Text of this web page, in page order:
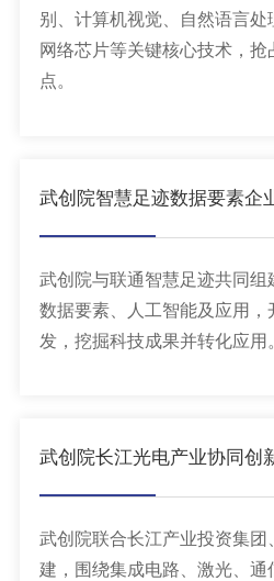
别、计算机视觉、自然语言
网络芯片等关键核心技术，
点。
武创院智慧足迹数据要素企
武创院与联通智慧足迹共同组
数据要素、人工智能及应用，
发，挖掘科技成果并转化应用
武创院长江光电产业协同创
武创院联合长江产业投资集
建，围绕集成电路、激光、通